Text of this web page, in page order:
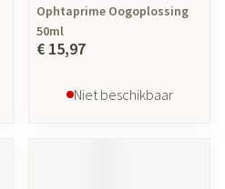
Ophtaprime Oogoplossing
50ml
€ 15,97
Niet beschikbaar